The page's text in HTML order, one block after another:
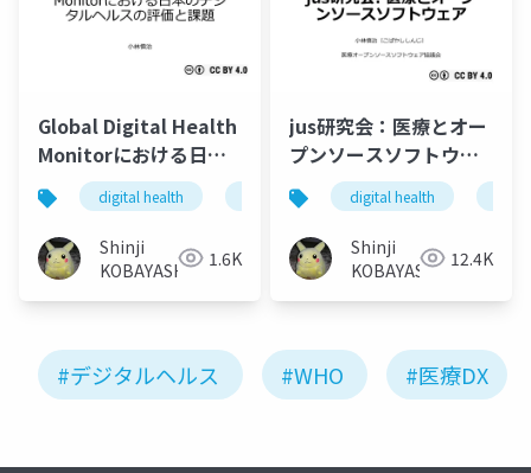
Global Digital Health
Monitorにおける日本
のデジタルヘルスの評
価と課題
digital health global health 医療dx
Shinji
KOBAYASHI
1.6K
jus研究会：医療とオー
プンソースソフトウェ
ア
digital health
Shinji
KOBAYASHI 12.4K
#デジタルヘルス #WHO #医療DX